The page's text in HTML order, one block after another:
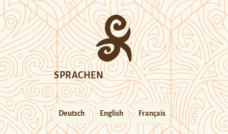
SPRACHEN
Deutsch English Français